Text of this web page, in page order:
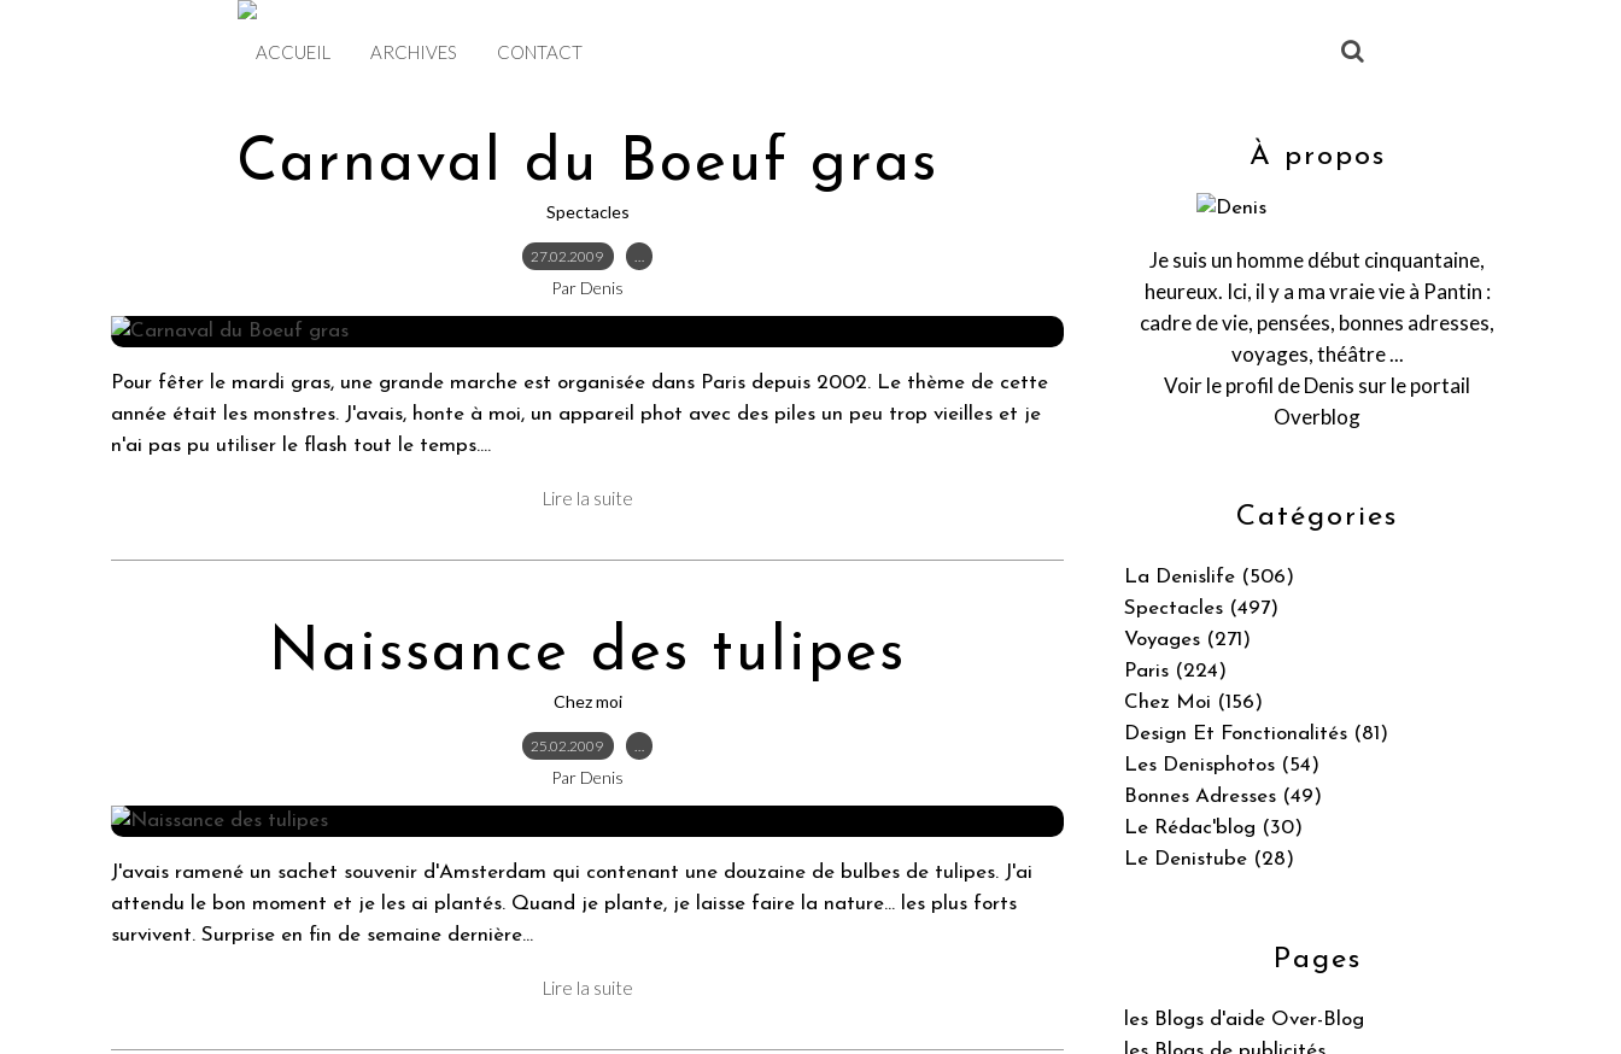
ACCUEIL ARCHIVES CONTACT
Carnaval du Boeuf gras
Spectacles
27.02.2009 …
Par Denis
Pour fêter le mardi gras, une grande marche est organisée dans Paris depuis 2002. Le thème de cette
année était les monstres. J'avais, honte à moi, un appareil phot avec des piles un peu trop vieilles et je
n'ai pas pu utiliser le flash tout le temps....
Lire la suite
Naissance des tulipes
Chez moi
25.02.2009 …
Par Denis
J'avais ramené un sachet souvenir d'Amsterdam qui contenant une douzaine de bulbes de tulipes. J'ai
attendu le bon moment et je les ai plantés. Quand je plante, je laisse faire la nature... les plus forts
survivent. Surprise en fin de semaine dernière...
Lire la suite
Catégories
La Denislife (506)
Spectacles (497)
Voyages (271)
Paris (224)
Chez Moi (156)
Design Et Fonctionalités (81)
Les Denisphotos (54)
Bonnes Adresses (49)
Le Rédac'blog (30)
Le Denistube (28)
Pages
les Blogs d'aide Over-Blog
À propos
Je suis un homme début cinquantaine,
heureux. Ici, il y a ma vraie vie à Pantin :
cadre de vie, pensées, bonnes adresses,
voyages, théâtre ...
Voir le profil deDenis sur le portail
Overblog